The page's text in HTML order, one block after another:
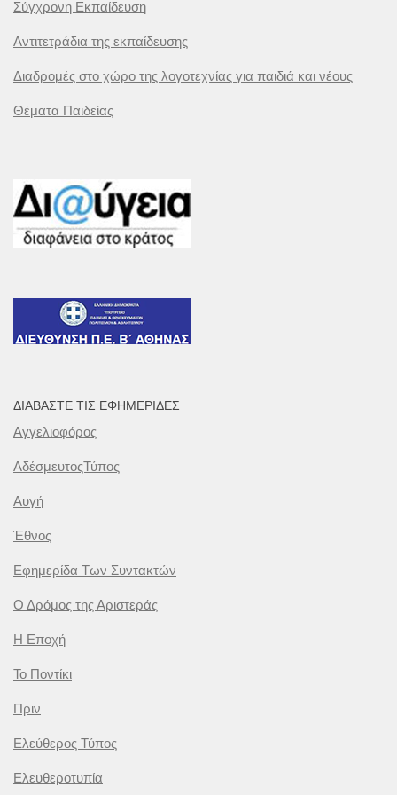
Σύγχρονη Εκπαίδευση
Αντιτετράδια της εκπαίδευσης
Διαδρομές στο χώρο της λογοτεχνίας για παιδιά και νέους
Θέματα Παιδείας
ΔΙΑΒΆΣΤΕ ΤΙΣ ΕΦΗΜΕΡΊΔΕΣ
Αγγελιοφόρος
ΑδέσμευτοςΤύπος
Αυγή
Έθνος
Εφημερίδα Των Συντακτών
Ο Δρόμος της Αριστεράς
Η Εποχή
Το Ποντίκι
Πριν
Ελεύθερος Τύπος
Ελευθεροτυπία